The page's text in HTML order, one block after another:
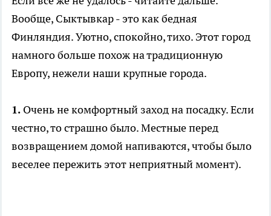
Вообще, Сыктывкар - это как бедная
Финляндия. Уютно, спокойно, тихо. Этот город
намного больше похож на традиционную
Европу, нежели наши крупные города.
1. Очень не комфортный заход на посадку. Если
честно, то страшно было. Местные перед
возвращением домой напиваются, чтобы было
веселее пережить этот неприятный момент).